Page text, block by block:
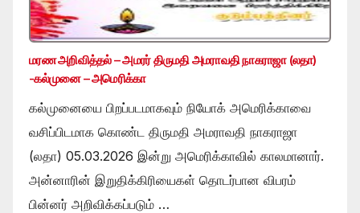
மரண அறிவித்தல் – அமரர் திருமதி அமராவதி நாகராஜா (லதா)
-கல்முனை – அமெரிக்கா
கல்முனையை பிறப்படமாகவும் நியோக் அமெரிக்காவை
வசிப்பிடமாக கொண்ட திருமதி அமராவதி நாகராஜா
(லதா) 05.03.2026 இன்று அமெரிக்காவில் காலமானார்.
அன்னாரின் இறுதிக்கிரியைகள் தொடர்பான விபரம்
பின்னர் அறிவிக்கப்படும் …